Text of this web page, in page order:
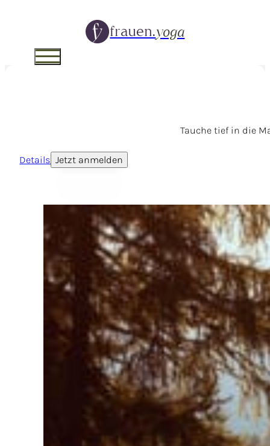
frauen.yoga
Tauche tief in die
Details Jetzt anmelden